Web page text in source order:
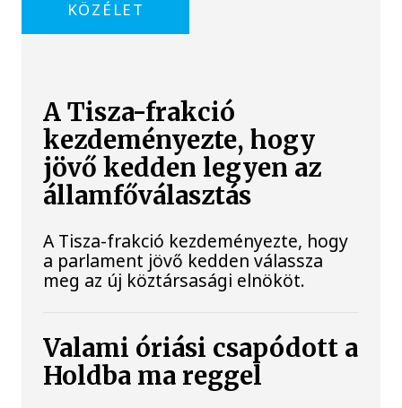
KÖZÉLET
A Tisza-frakció
kezdeményezte, hogy
jövő kedden legyen az
államfőválasztás
A Tisza-frakció kezdeményezte, hogy
a parlament jövő kedden válassza
meg az új köztársasági elnököt.
Valami óriási csapódott a
Holdba ma reggel